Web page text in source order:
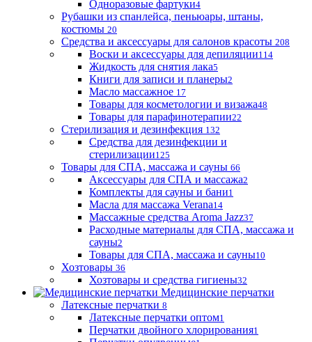
Одноразовые фартуки4
Рубашки из спанлейса, пеньюары, штаны,
костюмы 20
Средства и аксессуары для салонов красоты 208
Воски и аксессуары для депиляции114
Жидкость для снятия лака5
Книги для записи и планеры2
Масло массажное 17
Товары для косметологии и визажа48
Товары для парафинотерапии22
Стерилизация и дезинфекция 132
Средства для дезинфекции и
стерилизации125
Товары для СПА, массажа и сауны 66
Аксессуары для СПА и массажа2
Комплекты для сауны и бани1
Масла для массажа Verana14
Массажные средства Aroma Jazz37
Расходные материалы для СПА, массажа и
сауны2
Товары для СПА, массажа и сауны10
Хозтовары 36
Хозтовары и средства гигиены32
Медицинские перчатки
Латексные перчатки 8
Латексные перчатки оптом1
Перчатки двойного хлорирования1